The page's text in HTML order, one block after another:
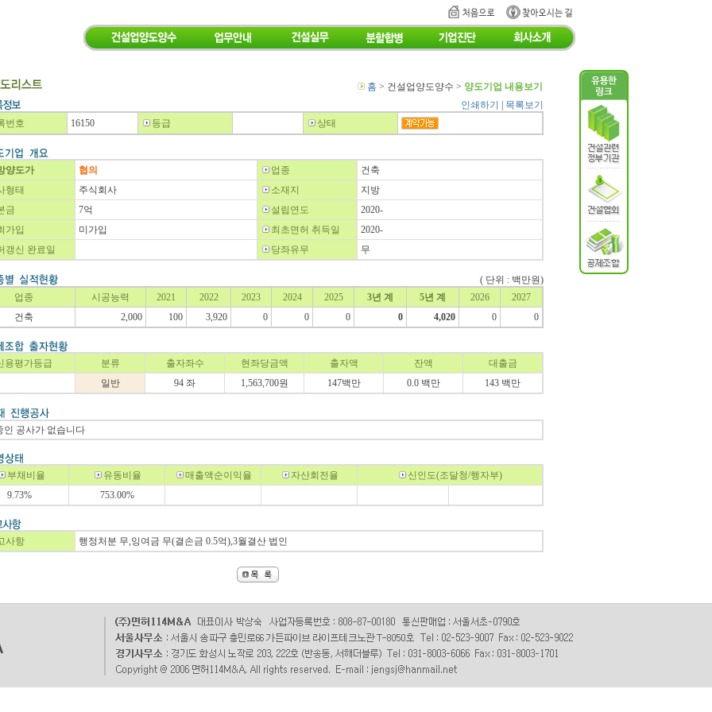
홈 > 건설업양도양수 > 양도기업 내용보기
인쇄하기
목록보기
번호
16150 등급 상태
양도가 협의 업종
건축
형태
주식회사 소재지
지방
금
7억 설립연도
2020-
가입
미가입 최초면허 취득일
2020-
갱신 완료일
당좌유무 무
( 단위 : 백만원)
업종
시공능력 2021 2022 2023 2024 2025 3년 계 5년 계 2026
2027
건축
2,000 100 3,920 0 0 0 0 4,020 0 0
용평가등급 분류 출자좌수 현좌당금액 출자액 잔액
대출금
일반
94 좌 1,563,700원 147백만 0.0 백만 143 백만
인 공사가 없습니다
부채비율 유동비율 매출액순이익율 자산회전율
신인도(조달청/행자부)
9.73%
753.00%
사항 행정처분 무,잉여금 무(결손금 0.5억),3월결산 법인